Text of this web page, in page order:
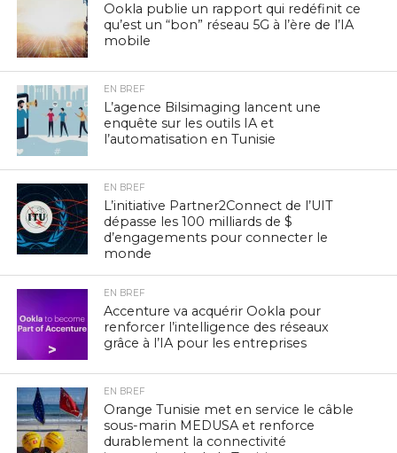
Ookla publie un rapport qui redéfinit ce
qu’est un “bon” réseau 5G à l’ère de l’IA
mobile
EN BREF
L’agence Bilsimaging lancent une
enquête sur les outils IA et
l’automatisation en Tunisie
EN BREF
L’initiative Partner2Connect de l’UIT
dépasse les 100 milliards de $
d’engagements pour connecter le
monde
EN BREF
Accenture va acquérir Ookla pour
renforcer l’intelligence des réseaux
grâce à l’IA pour les entreprises
EN BREF
Orange Tunisie met en service le câble
sous-marin MEDUSA et renforce
durablement la connectivité